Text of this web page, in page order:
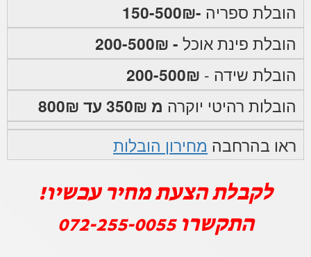
הובלת ספריה -150-500₪
הובלת פינת אוכל - 200-500₪
הובלת שידה - 200-500₪
הובלות רהיטי יוקרה מ 350₪ עד 800₪
ראו בהרחבה מחירון הובלות
לקבלת הצעת מחיר עכשיו!
התקשרו072-255-0055